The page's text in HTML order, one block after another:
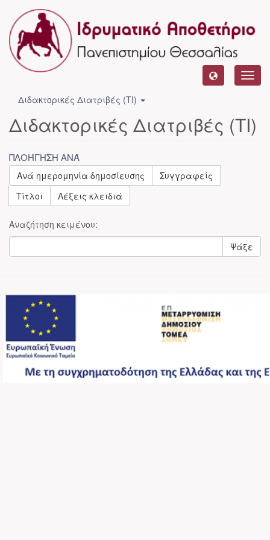
Διδακτορικές Διατριβές (ΤΙ)
Διδακτορικές Διατριβές (ΤΙ)
ΠΛΟΉΓΗΣΗ ΑΝΆ
Ανά ημερομηνία δημοσίευσης
Συγγραφείς
Τίτλοι
Λέξεις κλειδιά
Αναζήτηση κειμένου:
Ψάξε